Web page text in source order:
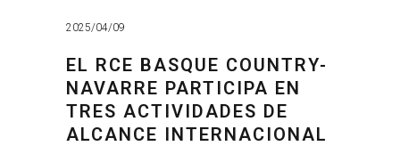
2025/04/09
EL RCE BASQUE COUNTRY-
NAVARRE PARTICIPA EN
TRES ACTIVIDADES DE
ALCANCE INTERNACIONAL